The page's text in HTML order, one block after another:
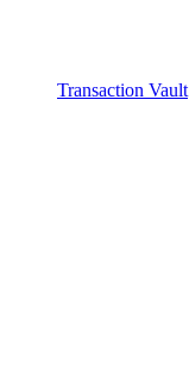
Transaction Vault